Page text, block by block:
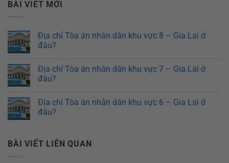
BÀI VIẾT MỚI
Địa chỉ Tòa án nhân dân khu vực 8 – Gia Lai ở
đâu?
Địa chỉ Tòa án nhân dân khu vực 7 – Gia Lai ở
đâu?
Địa chỉ Tòa án nhân dân khu vực 6 – Gia Lai ở
đâu?
BÀI VIẾT LIÊN QUAN